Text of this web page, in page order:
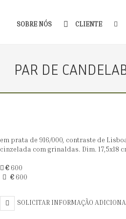
SOBRE NÓS CLIENTE
PAR DE
em prata de 916/000, contraste de
cinzelada com grinaldas. Dim. 17,5x18
€ 600
€600
SOLICITAR INFORMAÇÃO